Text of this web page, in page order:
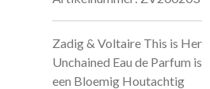
Zadig & Voltaire This is Her
Unchained Eau de Parfum is
een Bloemig Houtachtig